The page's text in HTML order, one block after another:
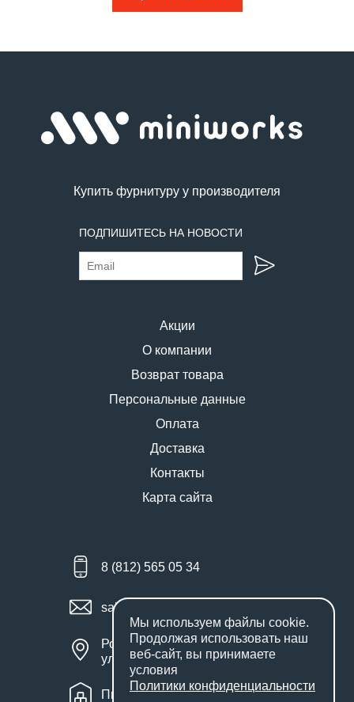
Купить фурнитуру у производителя
ПОДПИШИТЕСЬ НА НОВОСТИ
Акции
О компании
Возврат товара
Персональные данные
Оплата
Доставка
Контакты
Карта сайта
8 (812) 565 05 34
sales@miniworks.ru
Россия, Санкт-Петербург,
улица Маршала Новикова, 28Е
Пн – Пт: с 9:00 до 18:00
Мы используем файлы cookie.
Продолжая использовать наш
веб-сайт, вы принимаете
условия
Политики конфиденциальности